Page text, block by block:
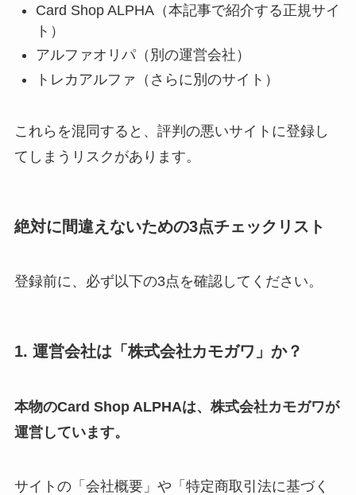
Card Shop ALPHA（本記事で紹介する正規サイ
ト）
アルファオリパ（別の運営会社）
トレカアルファ（さらに別のサイト）
これらを混同すると、評判の悪いサイトに登録し
てしまうリスクがあります。
絶対に間違えないための3点チェックリスト
登録前に、必ず以下の3点を確認してください。
1. 運営会社は「株式会社カモガワ」か？
本物のCard Shop ALPHAは、株式会社カモガワが
運営しています。
サイトの「会社概要」や「特定商取引法に基づく